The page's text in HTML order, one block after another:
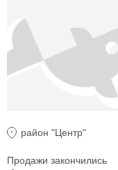
район "Центр"
Продажи закончились